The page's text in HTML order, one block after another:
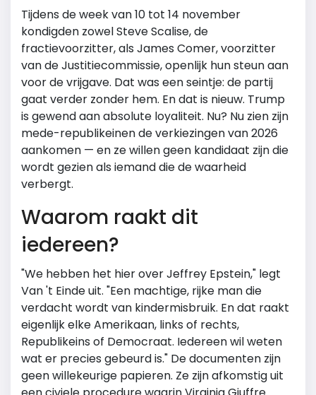
Tijdens de week van 10 tot 14 november
kondigden zowelSteve Scalise, de
fractievoorzitter, als James Comer, voorzitter
van de Justitiecommissie, openlijk hun steun aan
voor de vrijgave. Dat was een seintje: de partij
gaat verder zonder hem. En dat is nieuw. Trump
is gewend aan absolute loyaliteit. Nu? Nu zien zijn
mede-republikeinen de verkiezingen van 2026
aankomen — en ze willen geen kandidaat zijn die
wordt gezien als iemand die de waarheid
verbergt.
Waarom raakt dit
iedereen?
"We hebben het hier over Jeffrey Epstein," legt
Van 't Einde uit. "Een machtige, rijke man die
verdacht wordt van kindermisbruik. En dat raakt
eigenlijk elke Amerikaan, links of rechts,
Republikeins of Democraat. Iedereen wil weten
wat er precies gebeurd is." De documenten zijn
geen willekeurige papieren. Ze zijn afkomstig uit